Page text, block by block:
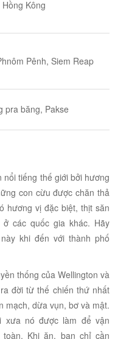
Hồng Kông
Pênh, Siem Reap
pra băng, Pakse
tiếng thế giới bởi hương
con cừu được chăn thả
hương vị đặc biệt, thịt săn
các quốc gia khác. Hãy
khi đến với thành phố
thống của Wellington và
đời từ thế chiến thứ nhất
mạch, dừa vụn, bơ và mật.
nó được làm để vận
Khi ăn, bạn chỉ cần